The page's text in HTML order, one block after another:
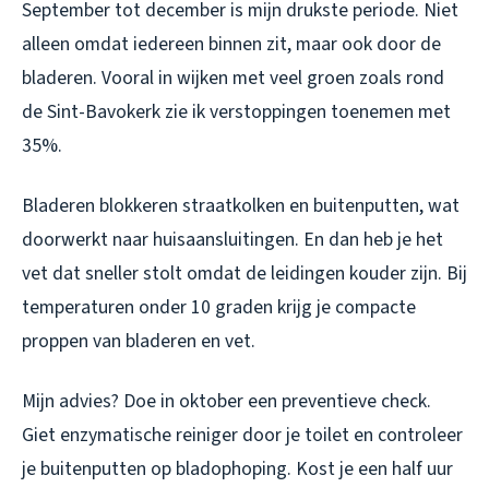
September tot december is mijn drukste periode. Niet
alleen omdat iedereen binnen zit, maar ook door de
bladeren. Vooral in wijken met veel groen zoals rond
de Sint-Bavokerk zie ik verstoppingen toenemen met
35%.
Bladeren blokkeren straatkolken en buitenputten, wat
doorwerkt naar huisaansluitingen. En dan heb je het
vet dat sneller stolt omdat de leidingen kouder zijn. Bij
temperaturen onder 10 graden krijg je compacte
proppen van bladeren en vet.
Mijn advies? Doe in oktober een preventieve check.
Giet enzymatische reiniger door je toilet en controleer
je buitenputten op bladophoping. Kost je een half uur